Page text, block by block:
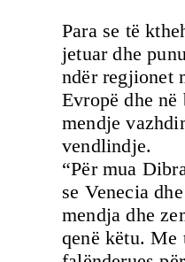
Para se të
jetuar dhe
ndër regjionet
Evropë dhe
mendje
vendlindje.
“Për mua
se Venecia
mendja dhe
qenë këtu. Me